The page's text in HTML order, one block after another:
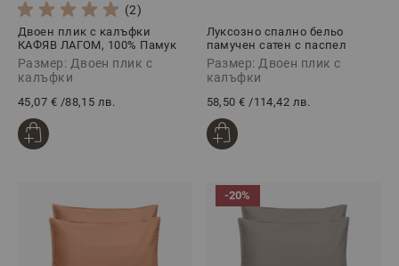
(2)
Двоен плик с калъфки
КАФЯВ ЛАГОМ, 100% Памук
Ранфорс, 3 части
Размер: Двоен плик с
калъфки
45,07 € /88,15 лв.
Луксозно спално бельо
памучен сатен с паспел
ДЖИНДЖЪР, 3 части
Размер: Двоен плик с
калъфки
58,50 € /114,42 лв.
-20%